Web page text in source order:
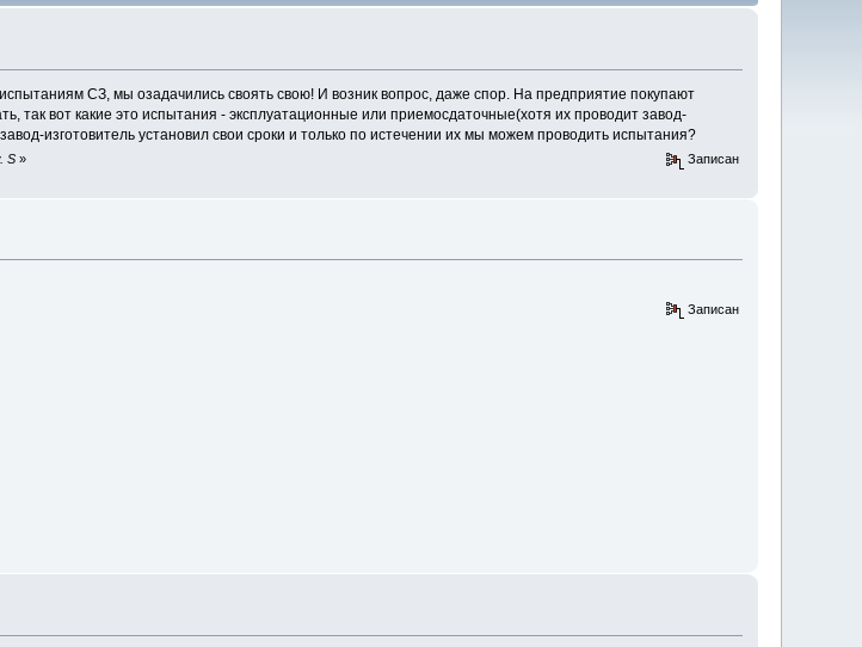
СЗ, мы озадачились своять свою! И возник вопрос, даже спор. На предприятие покупают
так вот какие это испытания - эксплуатационные или приемосдаточные(хотя их проводит завод-
изготовитель установил свои сроки и только по истечении их мы можем проводить испытания?
S» Записан
Записан